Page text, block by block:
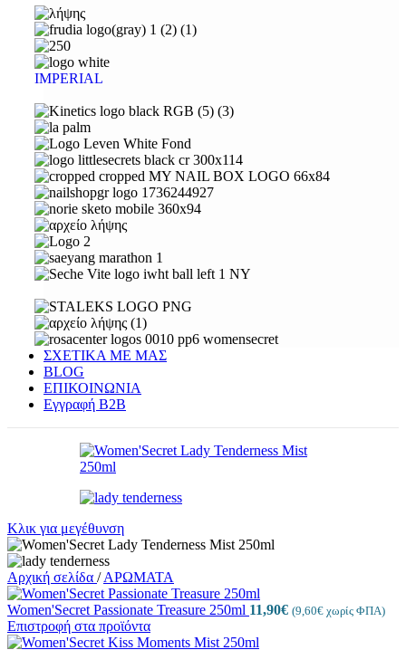
IMPERIAL
ΣΧΕΤΙΚΑ ΜΕ ΜΑΣ
BLOG
ΕΠΙΚΟΙΝΩΝΙΑ
Εγγραφή Β2Β
Κλικ για μεγέθυνση
Αρχική σελίδα / ΑΡΩΜΑΤΑ
Women'Secret Passionate Treasure 250ml 11,90€ (9,60€ χωρίς ΦΠΑ)
Επιστροφή στα προϊόντα